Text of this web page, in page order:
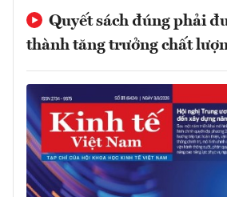
Quyết sách đúng phải
thành tăng trưởng chất